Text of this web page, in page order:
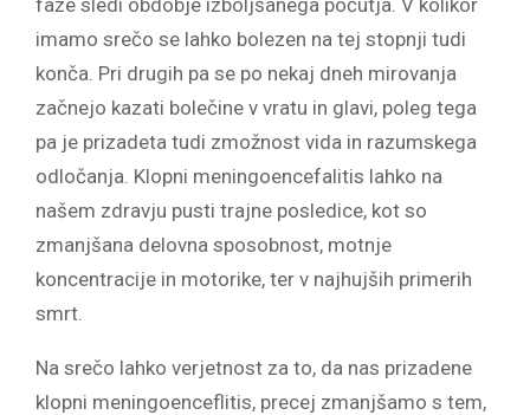
imamo srečo se lahko bolezen na tej stopnji tudi
konča. Pri drugih pa se po nekaj dneh mirovanja
začnejo kazati bolečine v vratu in glavi, poleg tega
pa je prizadeta tudi zmožnost vida in razumskega
odločanja. Klopni meningoencefalitis lahko na
našem zdravju pusti trajne posledice, kot so
zmanjšana delovna sposobnost, motnje
koncentracije in motorike, ter v najhujših primerih
smrt.
Na srečo lahko verjetnost za to, da nas prizadene
klopni meningoenceflitis, precej zmanjšamo s tem,